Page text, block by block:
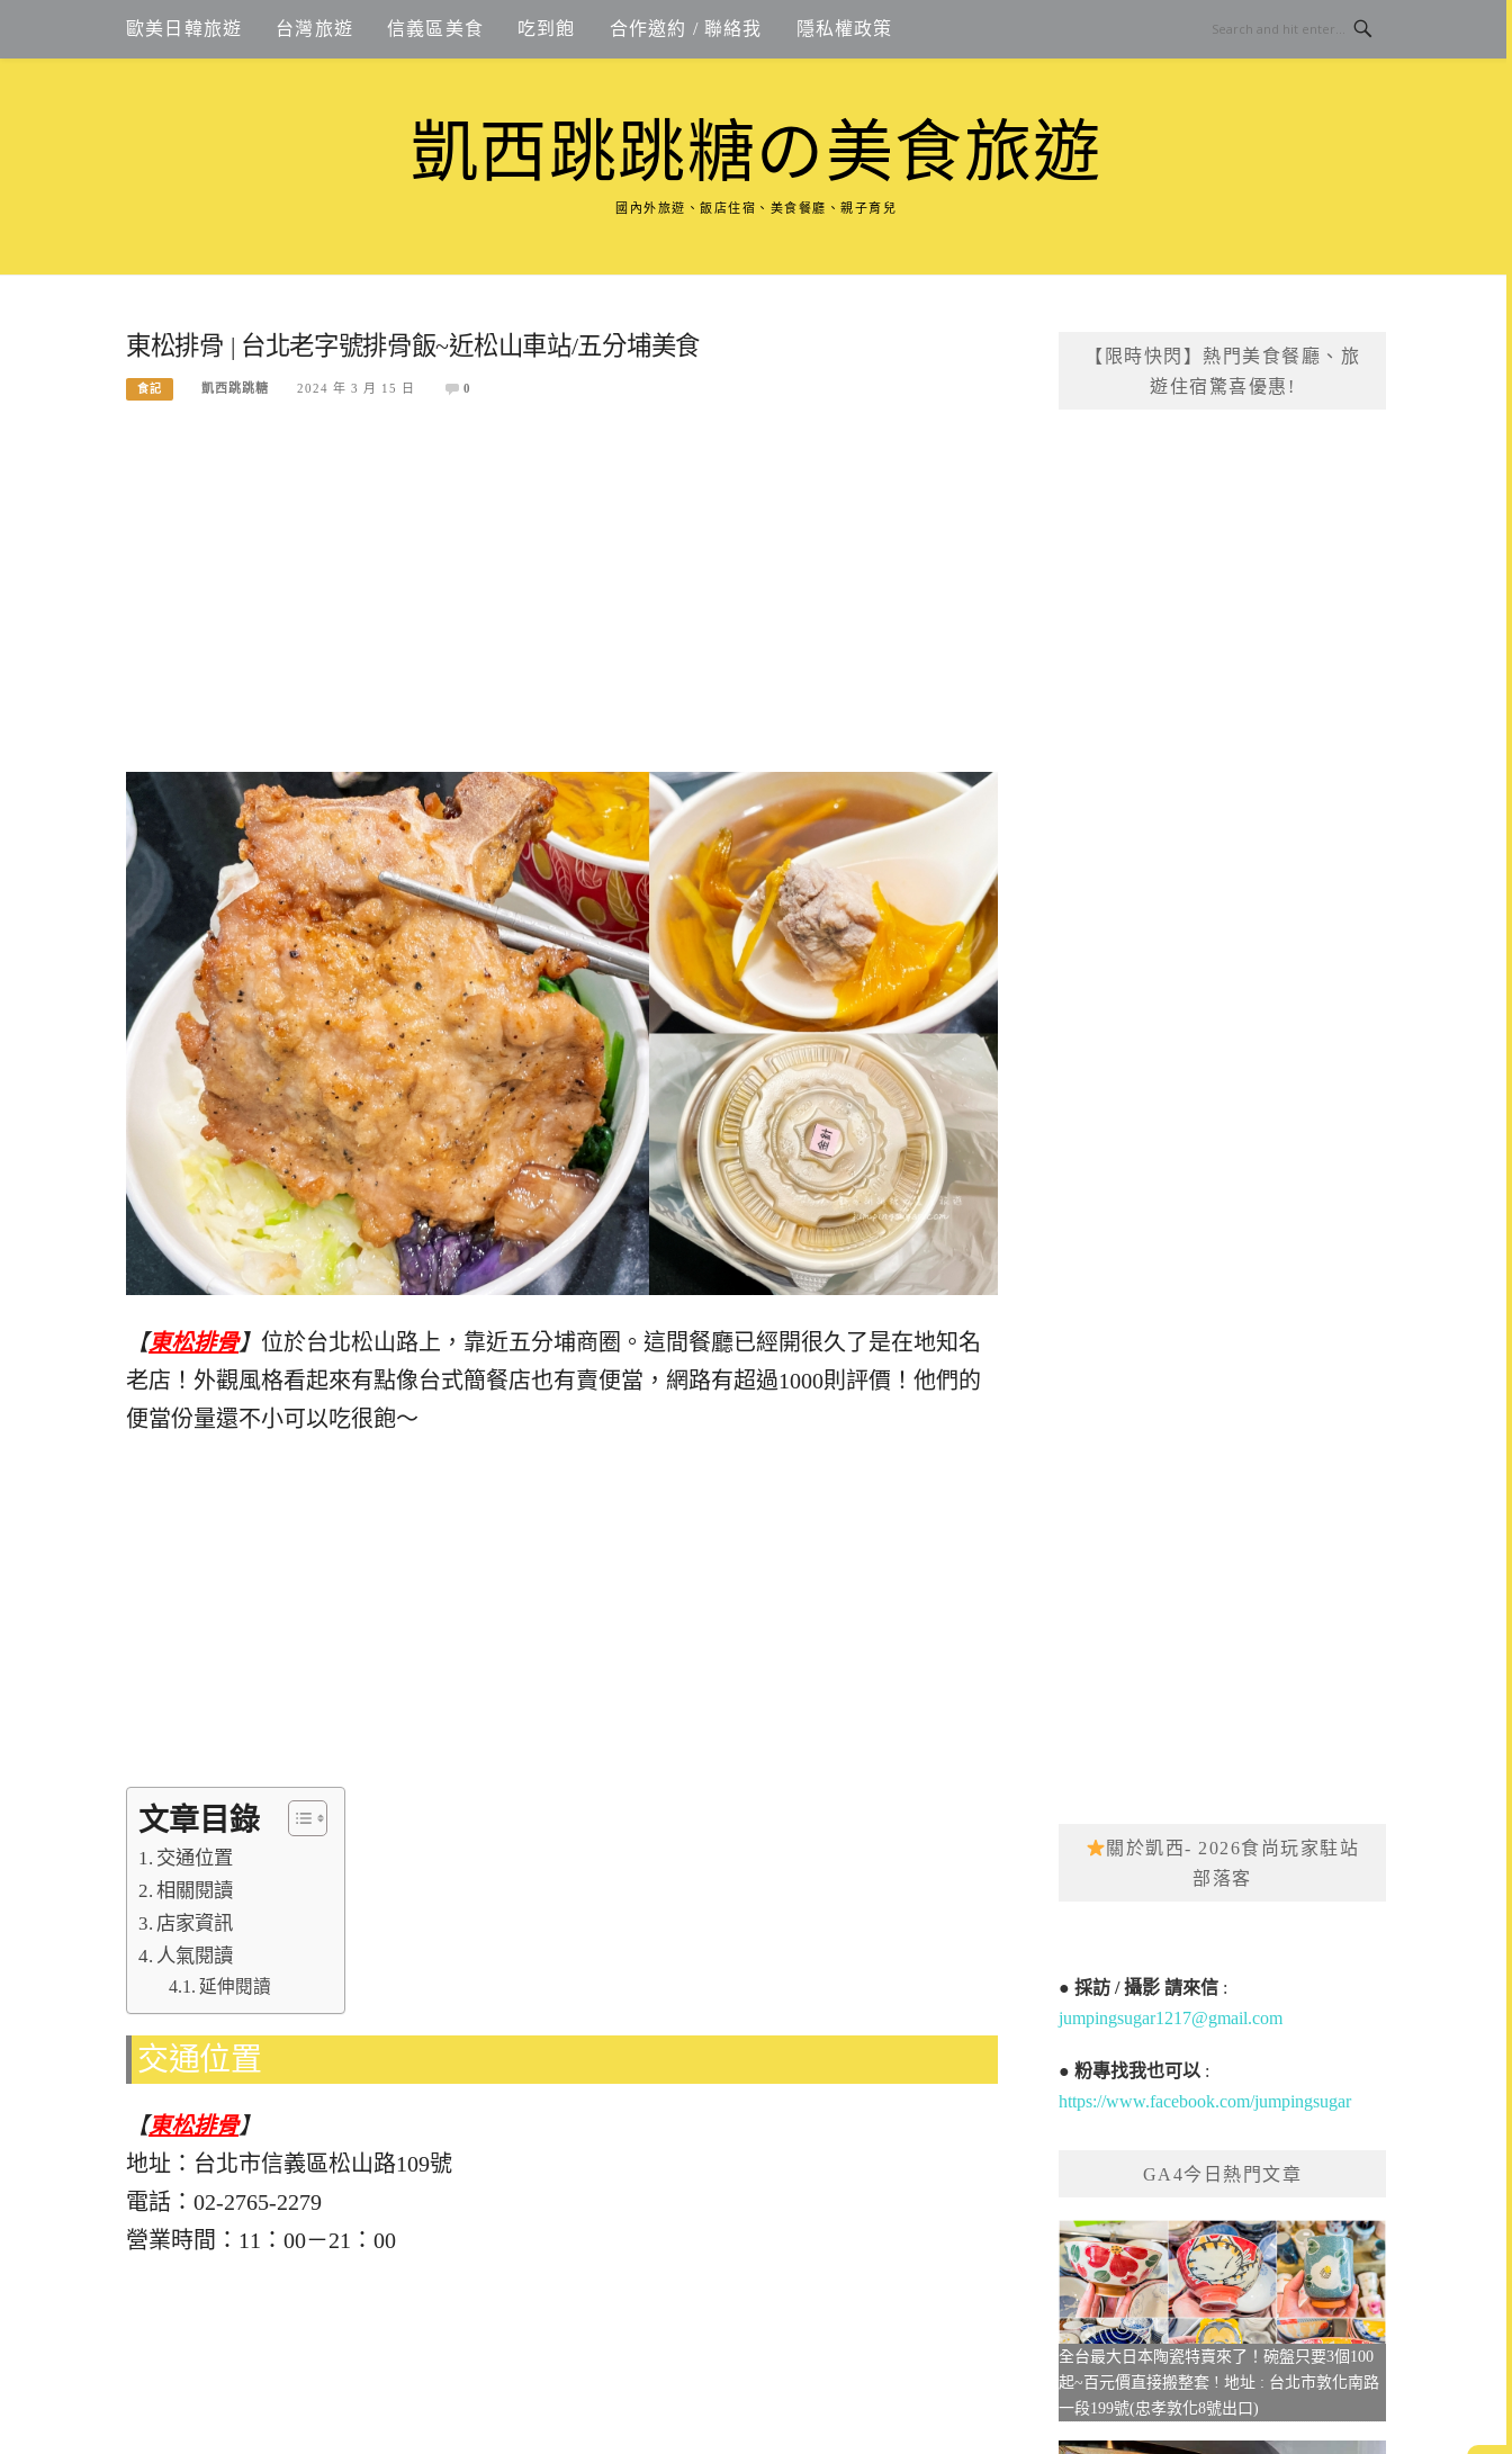
content
歐美日韓旅遊 台灣旅遊 信義區美食 吃到飽 合作邀約 / 聯絡我 隱私權政策
凱西跳跳糖の美食旅遊
國內外旅遊、飯店住宿、美食餐廳、親子育兒
東松排骨 | 台北老字號排骨飯~近松山車站/五分埔美食
食記 凱西跳跳糖 2024 年 3 月 15 日 0
【東松排骨】 位於台北松山路上，靠近五分埔商圈。這間餐廳已經開很久了是在地知名
老店！外觀風格看起來有點像台式簡餐店也有賣便當，網路有超過1000則評價！他們的
便當份量還不小可以吃很飽～
文章目錄
交通位置
相關閱讀
店家資訊
人氣閱讀
延伸閱讀
交通位置
【東松排骨】
地址：台北市信義區松山路109號
電話：02-2765-2279
營業時間：11：00－21：00
【限時快閃】熱門美食餐廳、旅
遊住宿驚喜優惠!
關於凱西- 2026食尚玩家駐站
部落客
●採訪 / 攝影 請來信 :
jumpingsugar1217@gmail.com
●粉專找我也可以 :
https://www.facebook.com/jumpingsugar
GA4今日熱門文章
全台最大日本陶瓷特賣來了！碗盤只要3個100
起~百元價直接搬整套 ! 地址 : 台北市敦化南路
一段199號(忠孝敦化8號出口)